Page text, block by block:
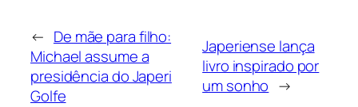
← De mãe para filho:
Michael assume a
presidência do Japeri
Golfe
Japeriense lança
livro inspirado por
um sonho →